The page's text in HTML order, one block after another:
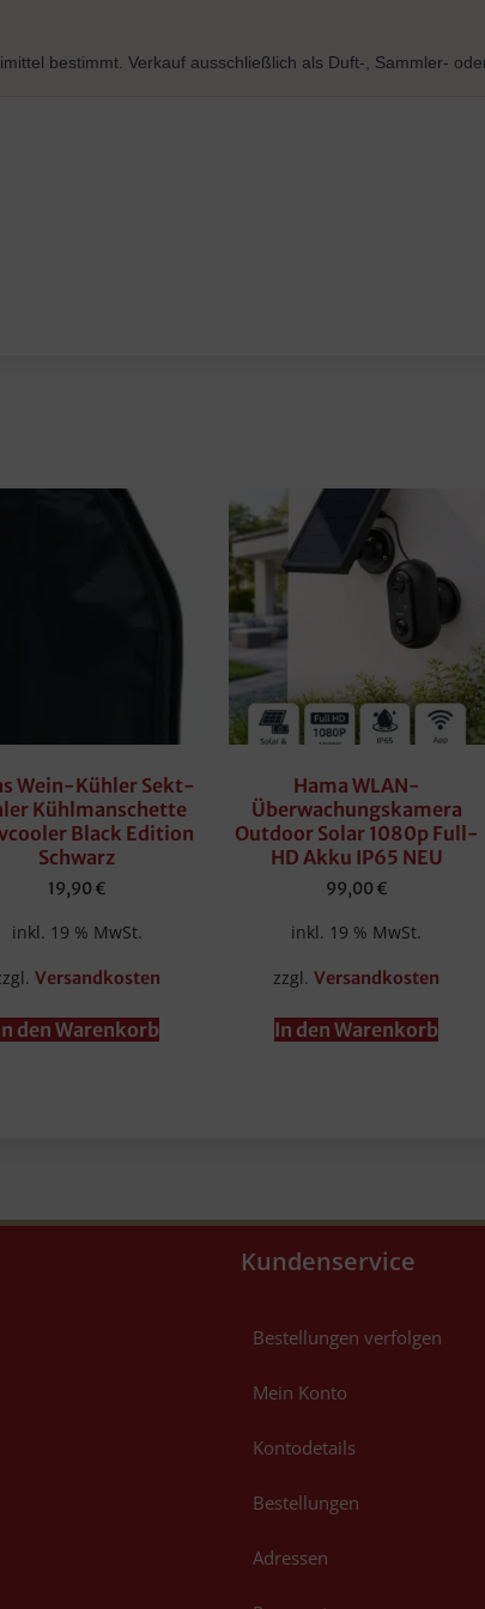
bestimmt. Verkauf ausschließlich als Duft-, Sammler-
Wein-Kühler Sekt-
Kühlmanschette
Black Edition
Schwarz
19,90 €
inkl. 19 % MwSt.
Versandkosten
den Warenkorb
Hama WLAN-
Überwachungskamera
Outdoor Solar 1080p Full-
HD Akku IP65 NEU
99,00 €
inkl. 19 % MwSt.
zzgl.Versandkosten
In den Warenkorb
Kundenservice
Bestellungen verfolgen
Mein Konto
Kontodetails
Bestellungen
Adressen